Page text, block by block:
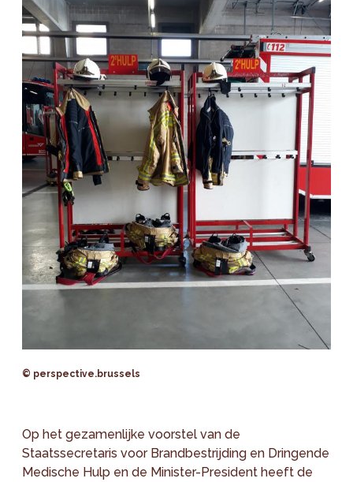
© perspective.brussels
Op het gezamenlijke voorstel van de
Staatssecretaris voor Brandbestrijding en Dringende
Medische Hulp en de Minister-President heeft de